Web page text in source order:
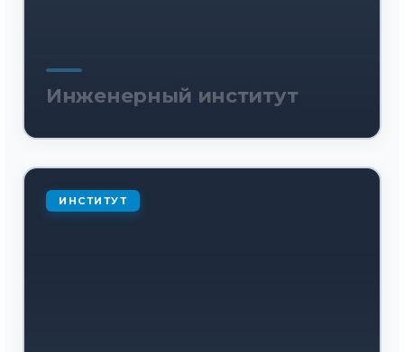
Инженерный институт
ИНСТИТУТ